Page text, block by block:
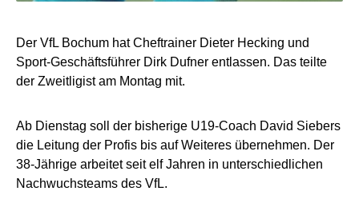
Der VfL Bochum hat Cheftrainer Dieter Hecking und
Sport-Geschäftsführer Dirk Dufner entlassen. Das teilte
der Zweitligist am Montag mit.
Ab Dienstag soll der bisherige U19-Coach David Siebers
die Leitung der Profis bis auf Weiteres übernehmen. Der
38-Jährige arbeitet seit elf Jahren in unterschiedlichen
Nachwuchsteams des VfL.